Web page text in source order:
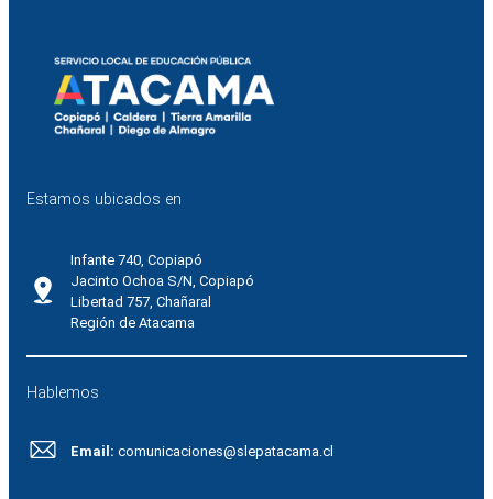
Estamos ubicados en
Infante 740, Copiapó
Jacinto Ochoa S/N, Copiapó
Libertad 757, Chañaral
Región de Atacama
Hablemos
Email: comunicaciones@slepatacama.cl